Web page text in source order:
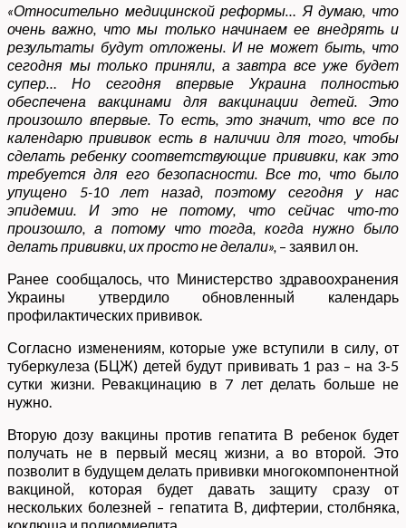
«Относительно медицинской реформы… Я думаю, что
очень важно, что мы только начинаем ее внедрять и
результаты будут отложены. И не может быть, что
сегодня мы только приняли, а завтра все уже будет
супер… Но сегодня впервые Украина полностью
обеспечена вакцинами для вакцинации детей. Это
произошло впервые. То есть, это значит, что все по
календарю прививок есть в наличии для того, чтобы
сделать ребенку соответствующие прививки, как это
требуется для его безопасности. Все то, что было
упущено 5-10 лет назад, поэтому сегодня у нас
эпидемии. И это не потому, что сейчас что-то
произошло, а потому что тогда, когда нужно было
делать прививки, их просто не делали», – заявил он.
Ранее сообщалось, что Министерство здравоохранения
Украины утвердило обновленный календарь
профилактических прививок.
Согласно изменениям, которые уже вступили в силу, от
туберкулеза (БЦЖ) детей будут прививать 1 раз – на 3-5
сутки жизни. Ревакцинацию в 7 лет делать больше не
нужно.
Вторую дозу вакцины против гепатита В ребенок будет
получать не в первый месяц жизни, а во второй. Это
позволит в будущем делать прививки многокомпонентной
вакциной, которая будет давать защиту сразу от
нескольких болезней – гепатита В, дифтерии, столбняка,